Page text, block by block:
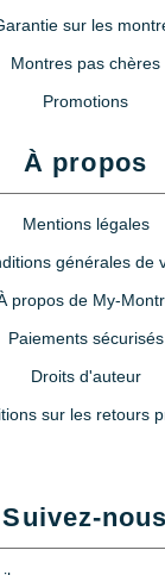
sur les
Montres pas chères
Promotions
À propos
Mentions légales
générales de
propos de My-
Paiements sécurisés
Droits d'auteur
sur les retours
Suivez-nous